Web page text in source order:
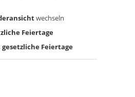
wechseln
Feiertage
Feiertage